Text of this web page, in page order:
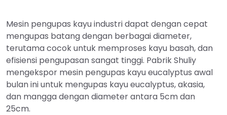
Mesin pengupas kayu industri dapat dengan cepat
mengupas batang dengan berbagai diameter,
terutama cocok untuk memproses kayu basah, dan
efisiensi pengupasan sangat tinggi. Pabrik Shuliy
mengekspor mesin pengupas kayu eucalyptus awal
bulan ini untuk mengupas kayu eucalyptus, akasia,
dan mangga dengan diameter antara 5cm dan
25cm.